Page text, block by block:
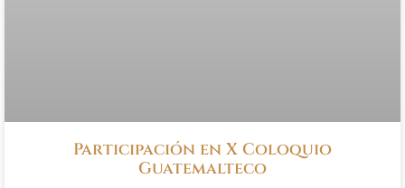
Participación en X Coloquio
Guatemalteco